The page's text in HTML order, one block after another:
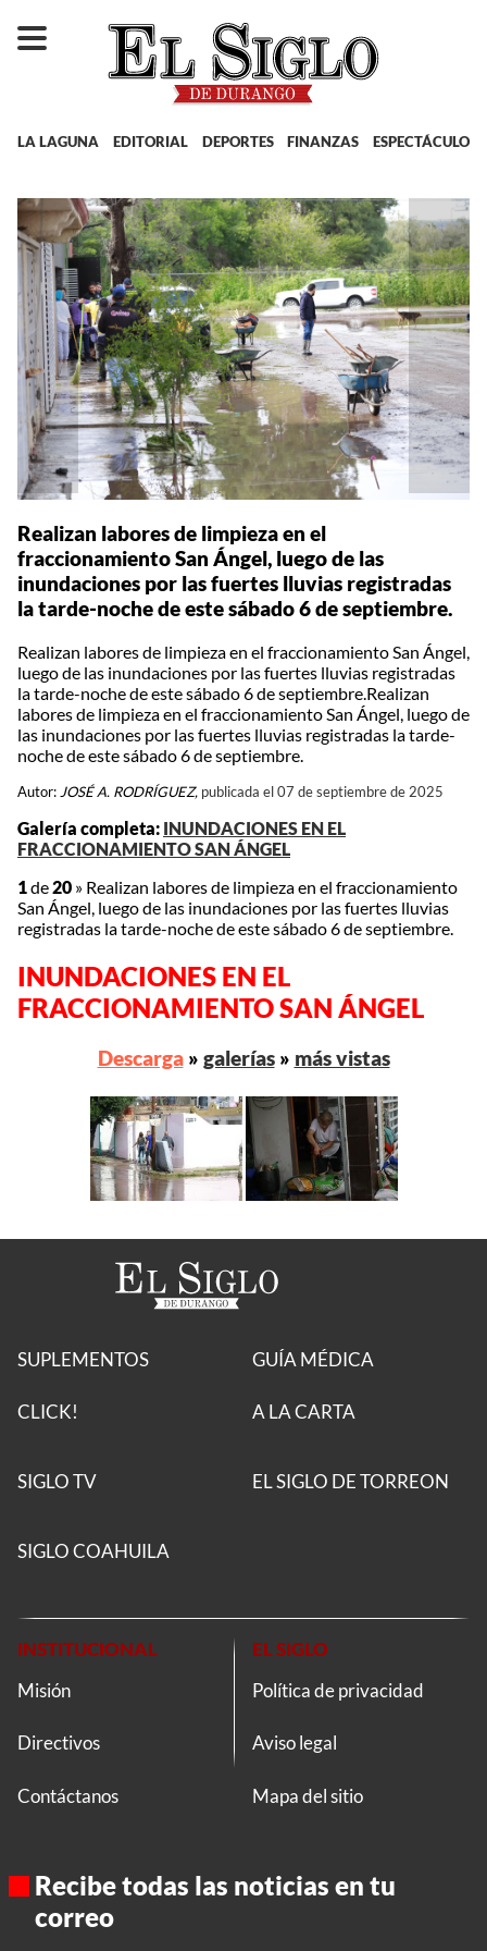
LA LAGUNA EDITORIAL DEPORTES FINANZAS ESPECTÁCULOS
Realizan labores de limpieza en el
fraccionamiento San Ángel, luego de las
inundaciones por las fuertes lluvias registradas
la tarde-noche de este sábado 6 de septiembre.
Realizan labores de limpieza en el fraccionamiento San Ángel,
luego de las inundaciones por las fuertes lluvias registradas
la tarde-noche de este sábado 6 de septiembre.Realizan
labores de limpieza en el fraccionamiento San Ángel, luego de
las inundaciones por las fuertes lluvias registradas la tarde-
noche de este sábado 6 de septiembre.
Autor:JOSÉ A. RODRÍGUEZ, publicada el 07 de septiembre de 2025
Galería completa: INUNDACIONES EN EL
FRACCIONAMIENTO SAN ÁNGEL
1de20 » Realizan labores de limpieza en el fraccionamiento
San Ángel, luego de las inundaciones por las fuertes lluvias
registradas la tarde-noche de este sábado 6 de septiembre.
INUNDACIONES EN EL
FRACCIONAMIENTO SAN ÁNGEL
Descarga» galerías» más vistas
SUPLEMENTOS
CLICK!
GUÍA MÉDICA
A LA CARTA
SIGLO TV EL SIGLO DE TORREON
SIGLO COAHUILA
INSTITUCIONAL
Misión
Directivos
Contáctanos
EL SIGLO
Política de privacidad
Aviso legal
Mapa del sitio
Recibe todas las noticias en tu
correo